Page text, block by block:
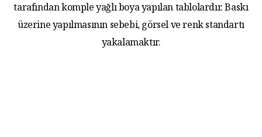
tarafından komple yağlı boya yapılan tablolardır. Baskı
üzerine yapılmasının sebebi, görsel ve renk standartı
yakalamaktır.